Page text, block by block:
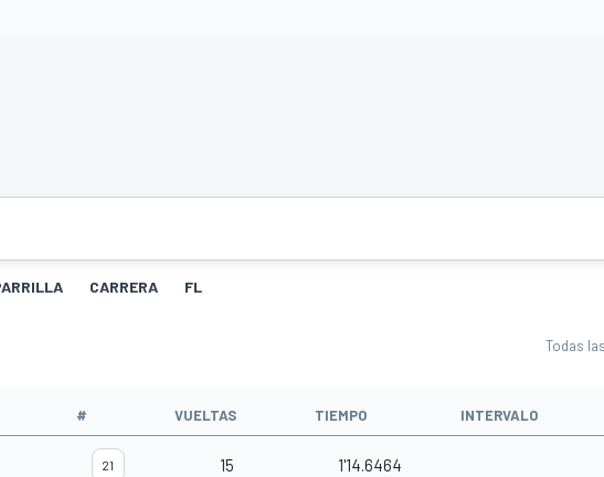
CARRERA FL
Todas
# VUELTAS TIEMPO INTERVALO
21 15 1'14.6464